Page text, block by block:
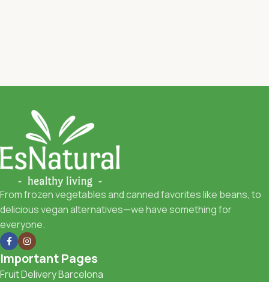
From frozen vegetables and canned favorites like beans, to
delicious vegan alternatives—we have something for
everyone.
Important Pages
Fruit Delivery Barcelona